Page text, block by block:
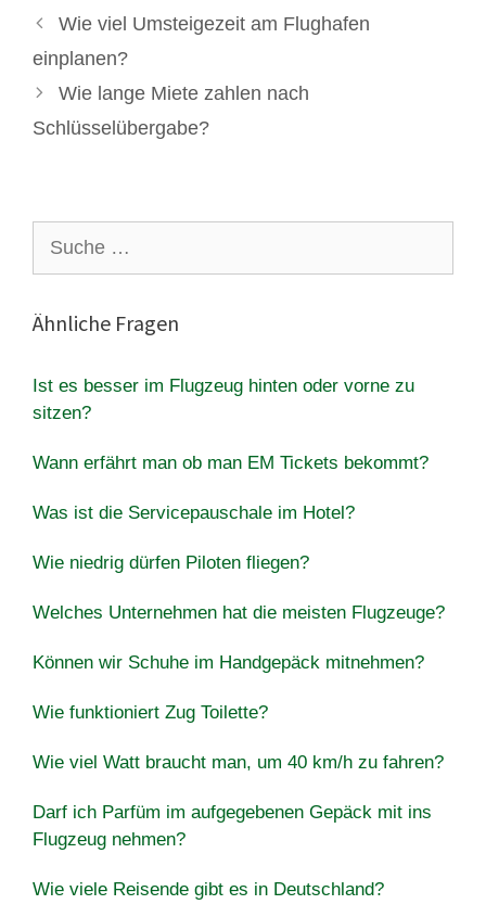
Wie viel Umsteigezeit am Flughafen
einplanen?
Wie lange Miete zahlen nach
Schlüsselübergabe?
nach:
Ähnliche Fragen
Ist es besser im Flugzeug hinten oder vorne zu
sitzen?
Wann erfährt man ob man EM Tickets bekommt?
Was ist die Servicepauschale im Hotel?
Wie niedrig dürfen Piloten fliegen?
Welches Unternehmen hat die meisten Flugzeuge?
Können wir Schuhe im Handgepäck mitnehmen?
Wie funktioniert Zug Toilette?
Wie viel Watt braucht man, um 40 km/h zu fahren?
Darf ich Parfüm im aufgegebenen Gepäck mit ins
Flugzeug nehmen?
Wie viele Reisende gibt es in Deutschland?